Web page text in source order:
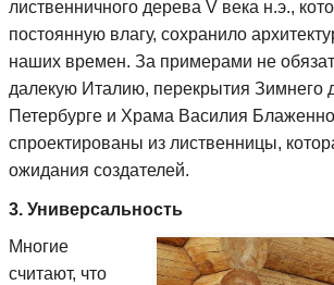
лиственничного дерева V века н.э.,
постоянную влагу, сохранило
наших времен. За примерами не
далекую Италию, перекрытия Зимнего
Петербурге и Храма Василия
спроектированы из лиственницы,
ожидания создателей.
3. Универсальность
Многие
считают, что